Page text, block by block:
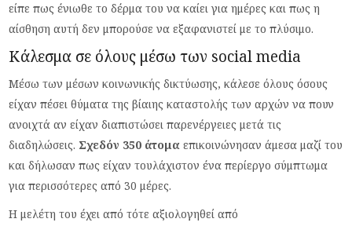
είπε πως ένιωθε το δέρμα του να καίει για ημέρες και πως η
αίσθηση αυτή δεν μπορούσε να εξαφανιστεί με το πλύσιμο.
Κάλεσμα σε όλους μέσω των social media
Μέσω των μέσων κοινωνικής δικτύωσης, κάλεσε όλους όσους
είχαν πέσει θύματα της βίαιης καταστολής των αρχών να πουν
ανοιχτά αν είχαν διαπιστώσει παρενέργειες μετά τις
διαδηλώσεις. Σχεδόν 350 άτομαεπικοινώνησαν άμεσα μαζί του
και δήλωσαν πως είχαν τουλάχιστον ένα περίεργο σύμπτωμα
για περισσότερες από 30 μέρες.
Η μελέτη του έχει από τότε αξιολογηθεί από